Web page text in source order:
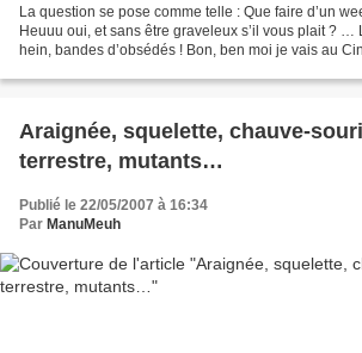
La question se pose comme telle : Que faire d’un
Heuuu oui, et sans être graveleux s’il vous plait ? …
hein, bandes d’obsédés ! Bon, ben moi je vais au
Araignée, squelette, chauve-
terrestre, mutants…
Publié le 22/05/2007 à 16:34
Par ManuMeuh